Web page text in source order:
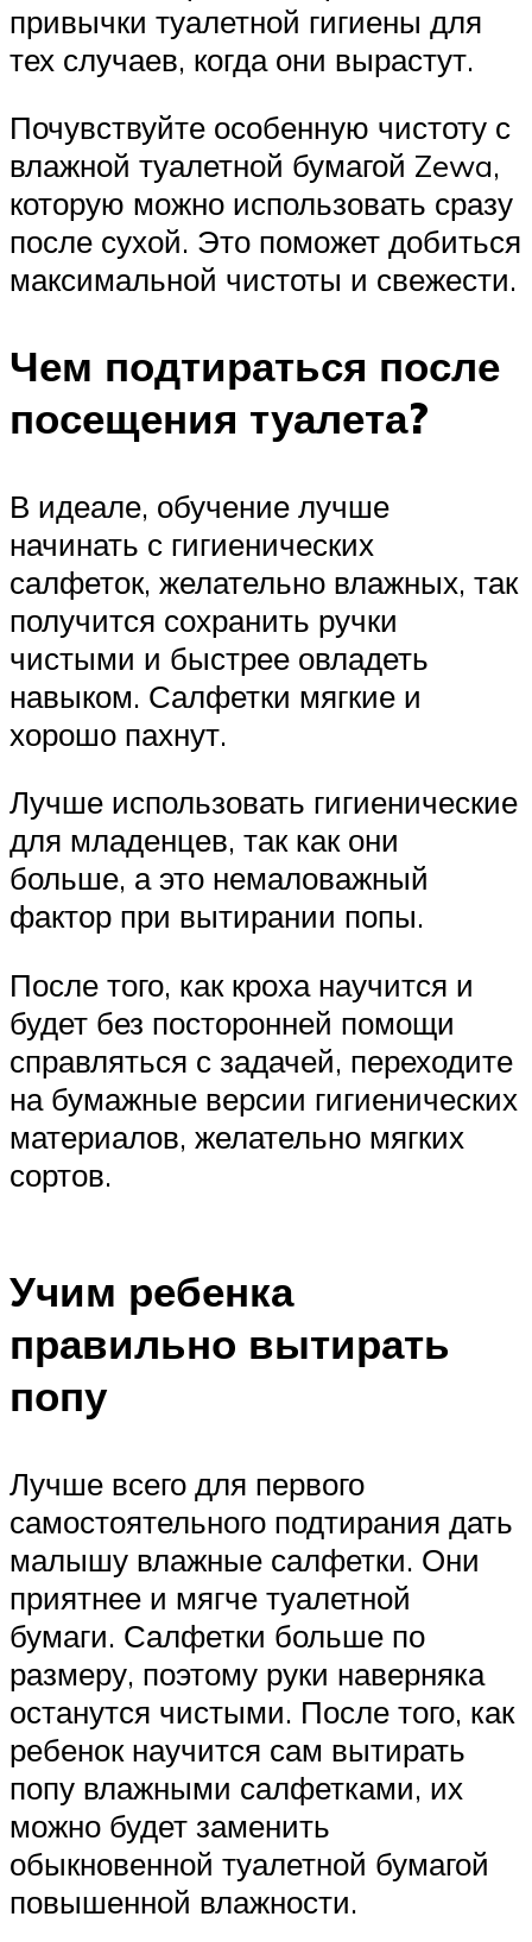
привычки туалетной гигиены для
тех случаев, когда они вырастут.
Почувствуйте особенную чистоту с
влажной туалетной бумагой Zewa,
которую можно использовать сразу
после сухой. Это поможет добиться
максимальной чистоты и свежести.
Чем подтираться после
посещения туалета?
В идеале, обучение лучше
начинать с гигиенических
салфеток, желательно влажных, так
получится сохранить ручки
чистыми и быстрее овладеть
навыком. Салфетки мягкие и
хорошо пахнут.
Лучше использовать гигиенические
для младенцев, так как они
больше, а это немаловажный
фактор при вытирании попы.
После того, как кроха научится и
будет без посторонней помощи
справляться с задачей, переходите
на бумажные версии гигиенических
материалов, желательно мягких
сортов.
Учим ребенка
правильно вытирать
попу
Лучше всего для первого
самостоятельного подтирания дать
малышу влажные салфетки. Они
приятнее и мягче туалетной
бумаги. Салфетки больше по
размеру, поэтому руки наверняка
останутся чистыми. После того, как
ребенок научится сам вытирать
попу влажными салфетками, их
можно будет заменить
обыкновенной туалетной бумагой
повышенной влажности.